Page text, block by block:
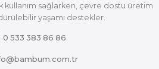
kullanım sağlarken, çevre dostu üretim
yaşamı destekler.
0 533 383 86 86